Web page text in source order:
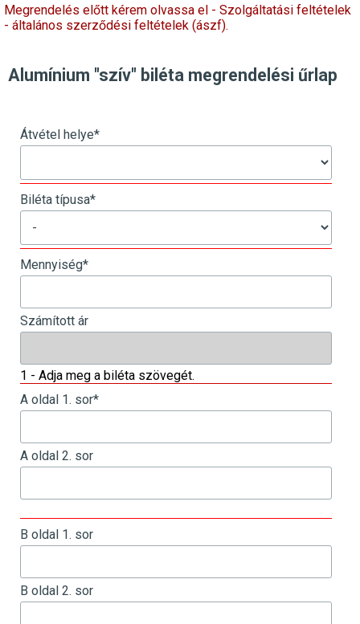
Megrendelés előtt kérem olvassa el - Szolgáltatási feltételek
- általános szerződési feltételek (ászf).
Alumínium "szív" biléta megrendelési űrlap
Átvétel helye*
Biléta típusa*
Mennyiség*
Számított ár
1 - Adja meg a biléta szövegét.
A oldal 1. sor*
A oldal 2. sor
B oldal 1. sor
B oldal 2. sor